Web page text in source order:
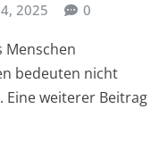
2025 0
Menschen
bedeuten nicht
Eine weiterer Beitrag